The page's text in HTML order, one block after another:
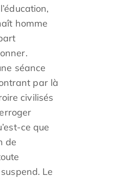
homme
séance
par là
civilisés
ce que
de
Le